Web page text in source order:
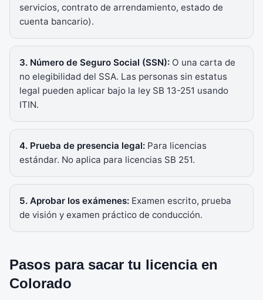
servicios, contrato de arrendamiento, estado de
cuenta bancario).
3. Número de Seguro Social (SSN): O una carta de
no elegibilidad del SSA. Las personas sin estatus
legal pueden aplicar bajo la ley SB 13-251 usando
ITIN.
4. Prueba de presencia legal: Para licencias
estándar. No aplica para licencias SB 251.
5. Aprobar los exámenes: Examen escrito, prueba
de visión y examen práctico de conducción.
Pasos para sacar tu licencia en
Colorado